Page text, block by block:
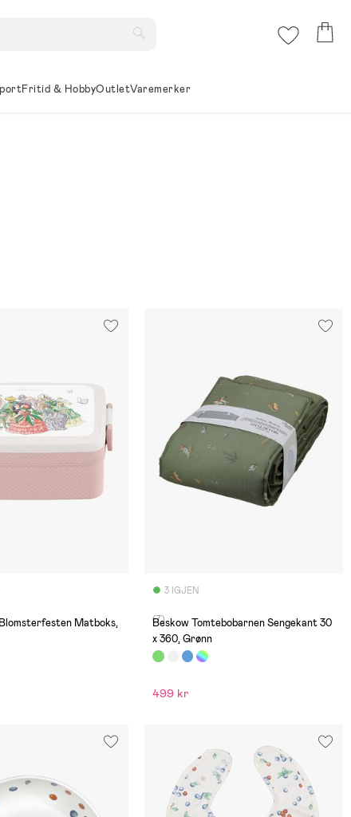
Fritid & HobbyOutletVaremerker
Matboks,
3 IGJEN
(7)
Beskow Tomtebobarnen Sengekant 30
x 360, Grønn
499 kr